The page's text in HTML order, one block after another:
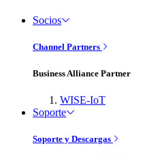
Socios
Channel Partners
Business Alliance Partner
WISE-IoT
Soporte
Soporte y Descargas